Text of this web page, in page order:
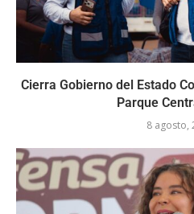
Cierra Gobierno del Estado
Parque
8 agosto,